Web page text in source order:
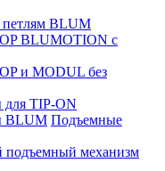
BLUM
BLUMOTION с
и MODUL без
TIP-ON
Подъемные
механизм